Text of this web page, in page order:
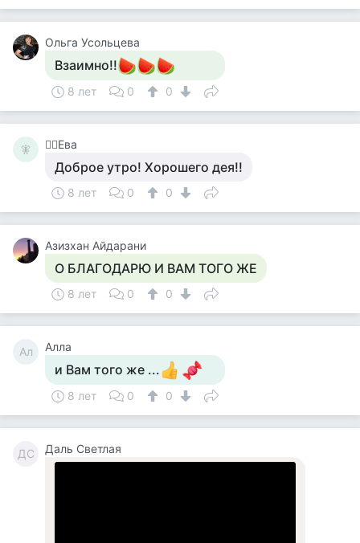
Ольга Усольцева
Взаимно!!
8 лет 0 0
🧚‍ 🧚‍♀️Ева
Доброе утро! Хорошего дея!!
8 лет 0 0
Азизхан Айдарани
О БЛАГОДАРЮ И ВАМ ТОГО ЖЕ
8 лет 0 0
Ал Алла
и Вам того же ...
8 лет 0 0
ДС Даль Светлая